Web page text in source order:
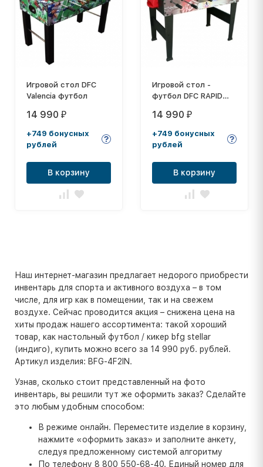
Игровой стол DFC
Valencia футбол
14 990 ₽
+749 бонусных
рублей
В корзину
Игровой стол -
футбол DFC RAPID
14 990 ₽
+749 бонусных
рублей
В корзину
Наш интернет-магазин предлагает недорого приобрести
инвентарь для спорта и активного воздуха – в том
числе, для игр как в помещении, так и на свежем
воздухе. Сейчас проводится акция – снижена цена на
хиты продаж нашего ассортимента: такой хороший
товар, как настольный футбол / кикер bfg stellar
(индиго), купить можно всего за 14 990 руб. рублей.
Артикул изделия: BFG-4F2IN.
Узнав, сколько стоит представленный на фото
инвентарь, вы решили тут же оформить заказ? Сделайте
это любым удобным способом:
В режиме онлайн. Переместите изделие в корзину,
нажмите «оформить заказ» и заполните анкету,
следуя предложенному системой алгоритму
По телефону 8 800 550-68-40. Единый номер для